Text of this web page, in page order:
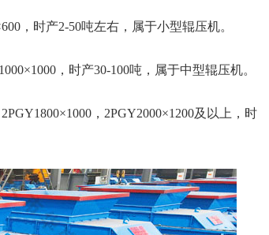
，时产2-50吨左右，属于小型辊压机。
，时产30-100吨，属于中型辊压机。
，2PGY2000×1200及以上，时